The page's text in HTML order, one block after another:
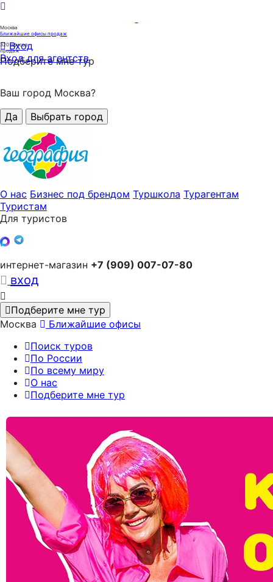
Москва
Ближайшие офисы продаж
320офисов
продаж
Вход
Вход для агентств
Подберите мне тур
Ваш город Москва?
Да
Выбрать город
О нас Бизнес под брендом Туршкола Турагентам
Туристам
Для туристов
интернет-магазин +7 (909) 007-07-80
вход
Подберите мне тур
Москва
Ближайшие офисы
Поиск туров
По России
По всему миру
О нас
Подберите мне тур